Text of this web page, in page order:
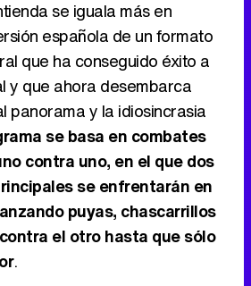
Tráiler de la tercera temporada de 'The Walking Dead: Dead City' de AMC+
Canción ganadora de Eurovisión 2026: DARA con "Bangaranga" por Bulgaria
se iguala más en
española de un formato
que ha conseguido éxito a
y que ahora desembarca
panorama y la idiosincrasia
se basa en combates
contra uno, en el que dos
se enfrentarán en
puyas, chascarrillos
el otro hasta que sólo
.